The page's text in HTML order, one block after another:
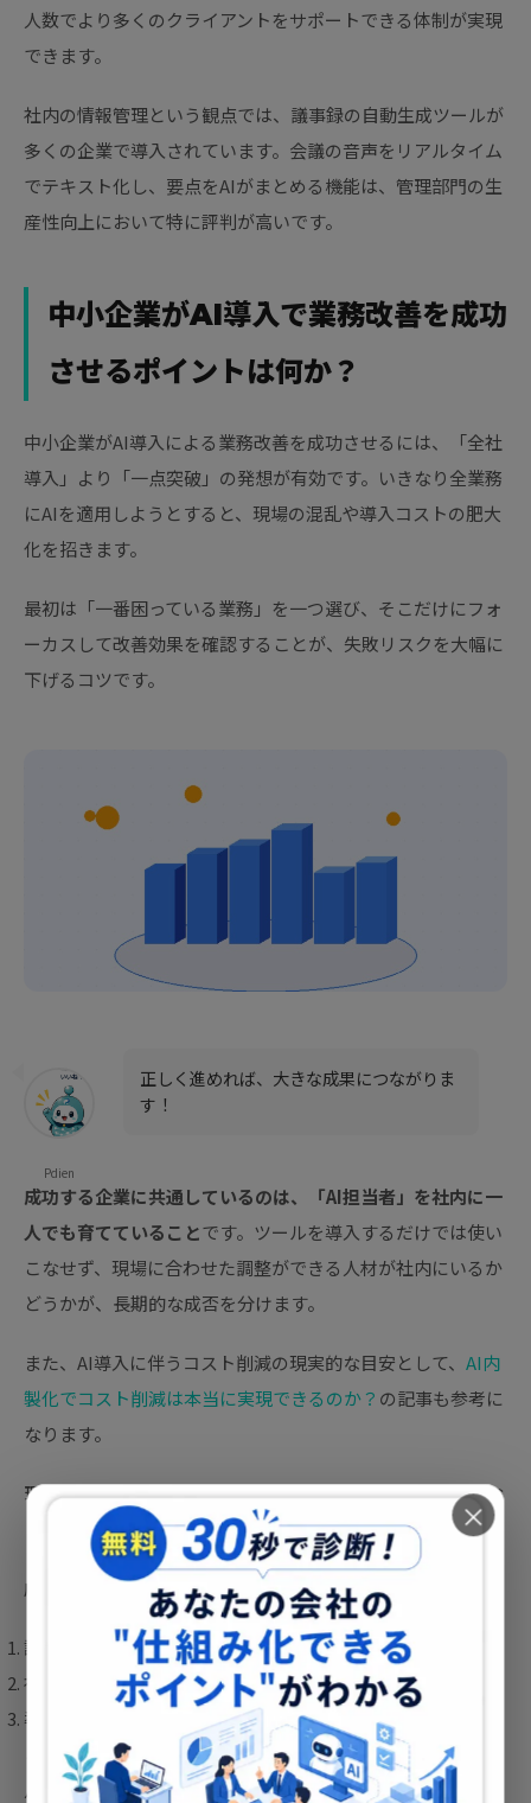
人数でより多くのクライアントをサポートできる体制が実現
できます。
社内の情報管理という観点では、議事録の自動生成ツールが
多くの企業で導入されています。会議の音声をリアルタイム
でテキスト化し、要点をAIがまとめる機能は、管理部門の生
産性向上において特に評判が高いです。
中小企業がAI導入で業務改善を成功
させるポイントは何か？
中小企業がAI導入による業務改善を成功させるには、「全社
導入」より「一点突破」の発想が有効です。いきなり全業務
にAIを適用しようとすると、現場の混乱や導入コストの肥大
化を招きます。
最初は「一番困っている業務」を一つ選び、そこだけにフォ
ーカスして改善効果を確認することが、失敗リスクを大幅に
下げるコツです。
Pdien
正しく進めれば、大きな成果につながりま
す！
成功する企業に共通しているのは、「AI担当者」を社内に一
人でも育てていることです。ツールを導入するだけでは使い
こなせず、現場に合わせた調整ができる人材が社内にいるか
どうかが、長期的な成否を分けます。
また、AI導入に伴うコスト削減の現実的な目安として、 AI内
製化でコスト削減は本当に実現できるのか？ の記事も参考に
なります。
理想論だけでなく、費用構造と成功条件を事前に把握してお
くことで、経営判断の精度が上がります。
成功のポイントを整理すると、次の3点に集約されます。
課題を一つに絞ってスモールスタートする
社内に運用・改善を担えるAI担当者を育成する
導入後も定期的にKPIを確認し、改善サイクルを回し続ける
この3点を押さえた上でAI導入を進めた企業は、導入から6か
月以内に初期コストを回収できているケースが多く見られま
×